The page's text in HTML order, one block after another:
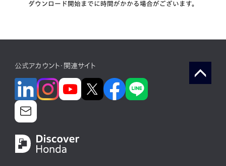
ダウンロード開始までに時間がかかる場合がございます。
公式アカウント・関連サイト